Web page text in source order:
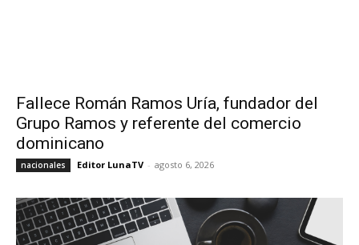
Fallece Román Ramos Uría, fundador del
Grupo Ramos y referente del comercio
dominicano
nacionales Editor LunaTV - agosto 6, 2026